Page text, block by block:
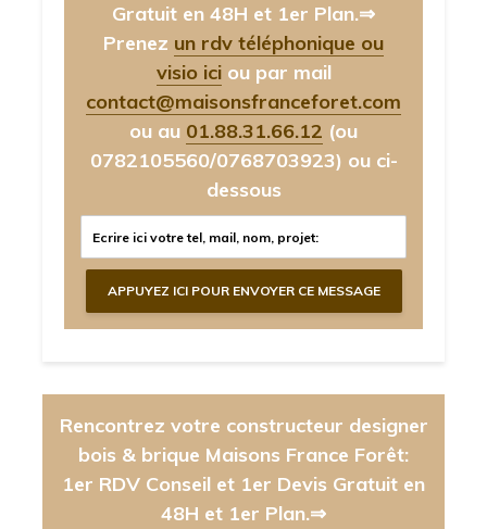
Gratuit en 48H et 1er Plan.⇒
Prenez un rdv téléphonique ou
visio iciou par mail
contact@maisonsfranceforet.com
ou au 01.88.31.66.12 (ou
0782105560/0768703923) ou ci-
dessous
Rencontrez votre constructeur designer
bois & brique Maisons France Forêt:
1er RDV Conseil et 1er Devis Gratuit en
48H et 1er Plan.⇒